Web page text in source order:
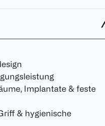
Implantate & feste
& hygienische